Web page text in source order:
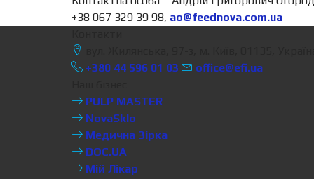
+38 067 329 39 98, ao@feednova.com.ua
+380 44 596 01 03
office@efi.ua
PULP MASTER
NovaSklo
Медична Зірка
DOC.UA
Мій Лікар